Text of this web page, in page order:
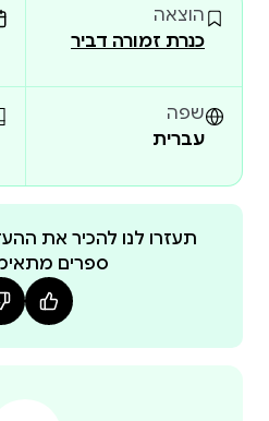
תוהה על חוסר המשמעות של
למצוא את עצמה בעבודה
ספרי נוער ושתי נובלות.הצצה
הוצאה
כנרת זמורה דביר
שפה
עברית
תעזרו לנו להכיר את
ספרים